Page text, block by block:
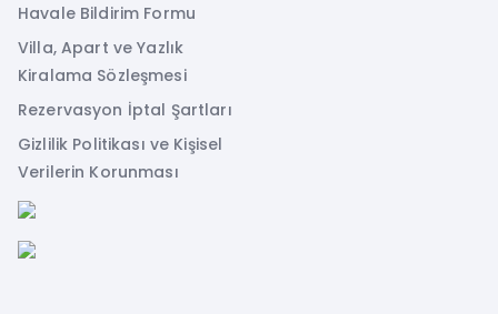
Havale Bildirim Formu
Villa, Apart ve Yazlık
Kiralama Sözleşmesi
Rezervasyon İptal Şartları
Gizlilik Politikası ve Kişisel
Verilerin Korunması